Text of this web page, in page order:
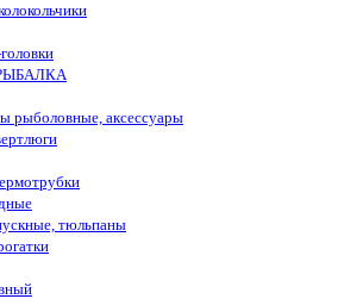
рыболовные, аксессуары
тюльпаны